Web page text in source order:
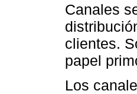
Canales
clientes.
papel
Los